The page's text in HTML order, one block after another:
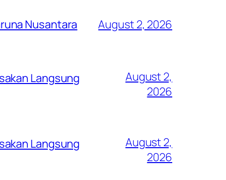
Nusantara August 2, 2026
Langsung
August 2,
2026
Langsung
August 2,
2026